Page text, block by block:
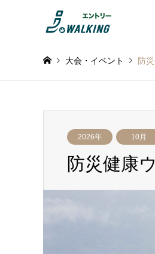
大会・イベント 防
2026年 10月
防災健康